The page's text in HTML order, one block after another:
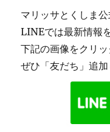
マリッサとくしま公
LINEでは最新情報
下記の画像をクリッ
ぜひ「友だち」追